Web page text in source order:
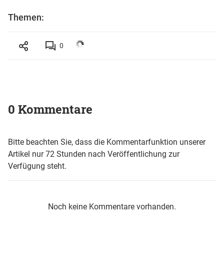
Themen:
0
0 Kommentare
Bitte beachten Sie, dass die Kommentarfunktion unserer
Artikel nur 72 Stunden nach Veröffentlichung zur
Verfügung steht.
Noch keine Kommentare vorhanden.